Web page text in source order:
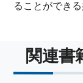
ることができる
関連書